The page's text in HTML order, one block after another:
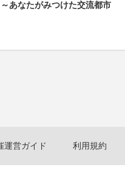
あなたがみつけた交流都市
運営ガイド 利用規約